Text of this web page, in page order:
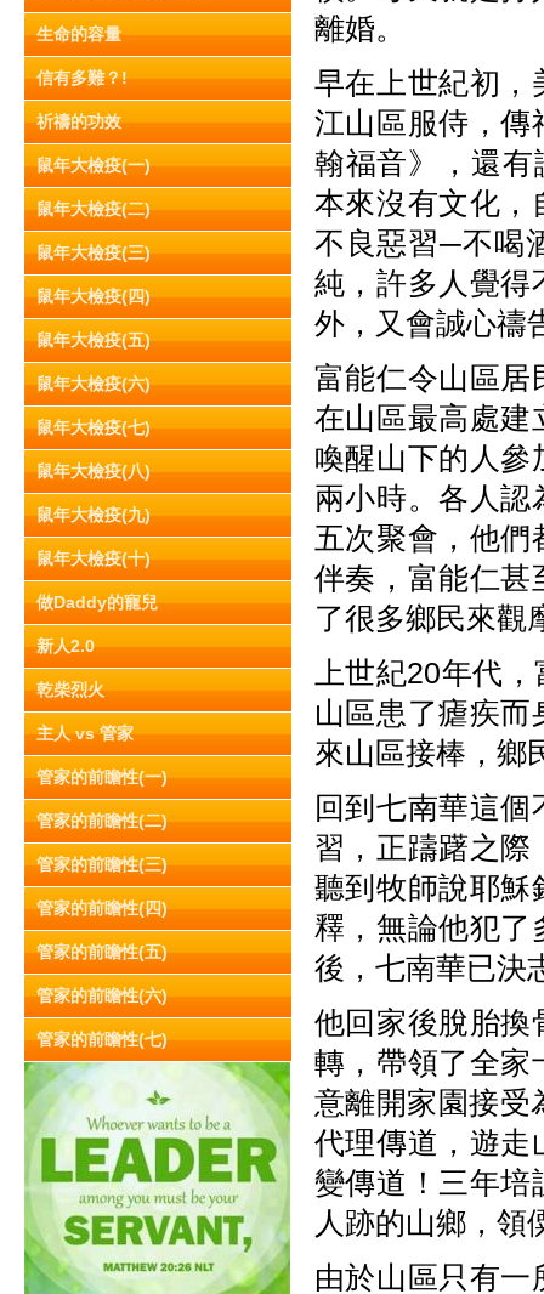
生命的容量
信有多難？!
祈禱的功效
鼠年大檢疫(一)
鼠年大檢疫(二)
鼠年大檢疫(三)
鼠年大檢疫(四)
鼠年大檢疫(五)
鼠年大檢疫(六)
鼠年大檢疫(七)
鼠年大檢疫(八)
鼠年大檢疫(九)
鼠年大檢疫(十)
做Daddy的寵兒
新人2.0
乾柴烈火
主人 vs 管家
管家的前瞻性(一)
管家的前瞻性(二)
管家的前瞻性(三)
管家的前瞻性(四)
管家的前瞻性(五)
管家的前瞻性(六)
管家的前瞻性(七)
離婚。
早在上世紀初，
江山區服侍，傳
翰福音》，還
本來沒有文化，
不良惡習─不喝
純，許多人覺得
外，又會誠心禱
富能仁令山區居
在山區最高處建
喚醒山下的人參
兩小時。各人認
五次聚會，他們
伴奏，富能仁甚
了很多鄉民來觀
上世紀20年代
山區患了瘧疾
來山區接棒，鄉
回到七南華這
習，正躊躇之際
聽到牧師說耶穌
釋，無論他犯了
後，七南華已決
他回家後脫胎換
轉，帶領了全家
意離開家園接受
代理傳道，遊走
變傳道！三年培
人跡的山鄉，
由於山區只有